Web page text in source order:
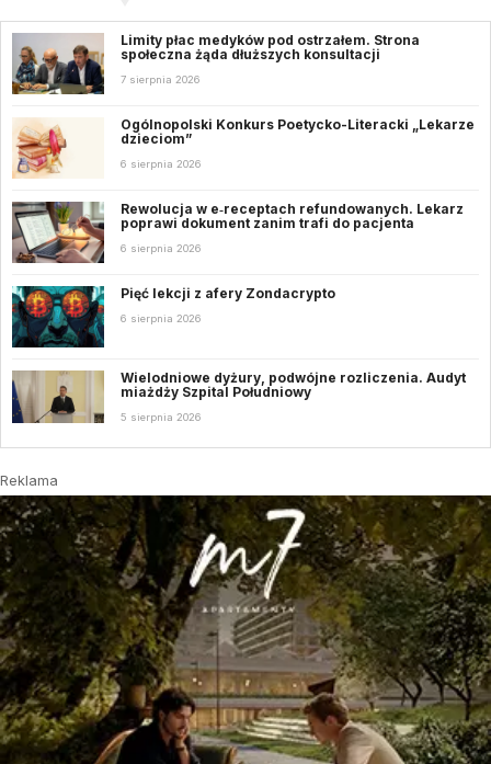
Limity płac medyków pod ostrzałem. Strona
społeczna żąda dłuższych konsultacji
7 sierpnia 2026
Ogólnopolski Konkurs Poetycko-Literacki „Lekarze
dzieciom”
6 sierpnia 2026
Rewolucja w e‑receptach refundowanych. Lekarz
poprawi dokument zanim trafi do pacjenta
6 sierpnia 2026
Pięć lekcji z afery Zondacrypto
6 sierpnia 2026
Wielodniowe dyżury, podwójne rozliczenia. Audyt
miażdży Szpital Południowy
5 sierpnia 2026
Reklama